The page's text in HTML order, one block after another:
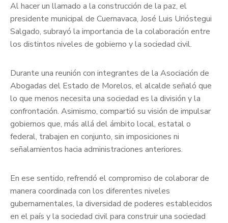
Al hacer un llamado a la construcción de la paz, el
presidente municipal de Cuernavaca, José Luis Urióstegui
Salgado, subrayó la importancia de la colaboración entre
los distintos niveles de gobierno y la sociedad civil.
Durante una reunión con integrantes de la Asociación de
Abogadas del Estado de Morelos, el alcalde señaló que
lo que menos necesita una sociedad es la división y la
confrontación. Asimismo, compartió su visión de impulsar
gobiernos que, más allá del ámbito local, estatal o
federal, trabajen en conjunto, sin imposiciones ni
señalamientos hacia administraciones anteriores.
En ese sentido, refrendó el compromiso de colaborar de
manera coordinada con los diferentes niveles
gubernamentales, la diversidad de poderes establecidos
en el país y la sociedad civil para construir una sociedad